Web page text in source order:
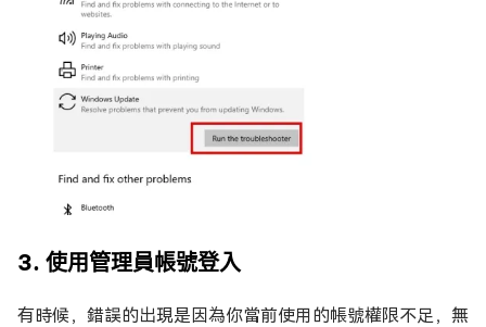
3. 使用管理員帳號登入
有時候，錯誤的出現是因為你當前使用的帳號權限不足，無